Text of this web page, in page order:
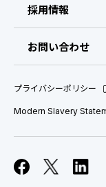
IR情報 トップ
IRライブラリ
業績ハイライト
株式について
コーポレート
採用情報
採用サイト（日
中途採用：ビ
お問い合わせ
プライバシーポリシー
Modern Slavery